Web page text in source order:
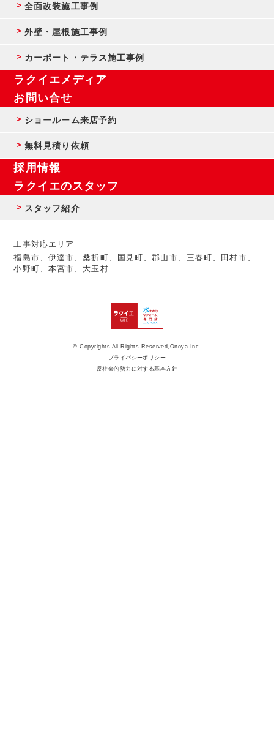
プライバシーポリシー
反社会的勢力に対する基本方針
© Copyrights All Rights Reserved,Onoya Inc.
全面改装施工事例
外壁・屋根施工事例
カーポート・テラス施工事例
ラクイエメディア
お問い合せ
ショールーム来店予約
無料見積り依頼
採用情報
ラクイエのスタッフ
スタッフ紹介
工事対応エリア
福島市、伊達市、桑折町、国見町、郡山市、三春町、田村市、
小野町、本宮市、大玉村